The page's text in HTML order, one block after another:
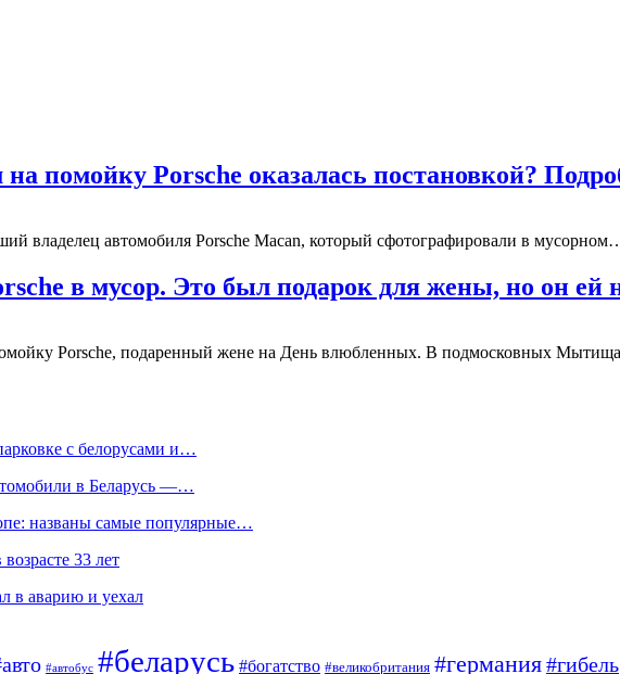
помойку Porsche оказалась постановкой?
владелец автомобиля Porsche Macan, который сфотографировали в
в мусор. Это был подарок для жены, но он ей
Porsche, подаренный жене на День влюбленных. В подмосковных
с белорусами и…
в Беларусь —…
названы самые популярные…
33 лет
в аварию и уехал
#автобус #беларусь #богатство #великобритания #германия#гибель